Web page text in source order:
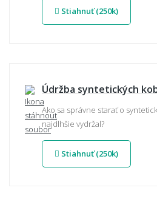
Stiahnuť (250k)
Údržba syntetických
Ako sa správne starať o
najdlhšie vydržal?
Stiahnuť (250k)